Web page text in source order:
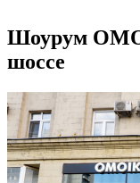
Шоурум
шоссе